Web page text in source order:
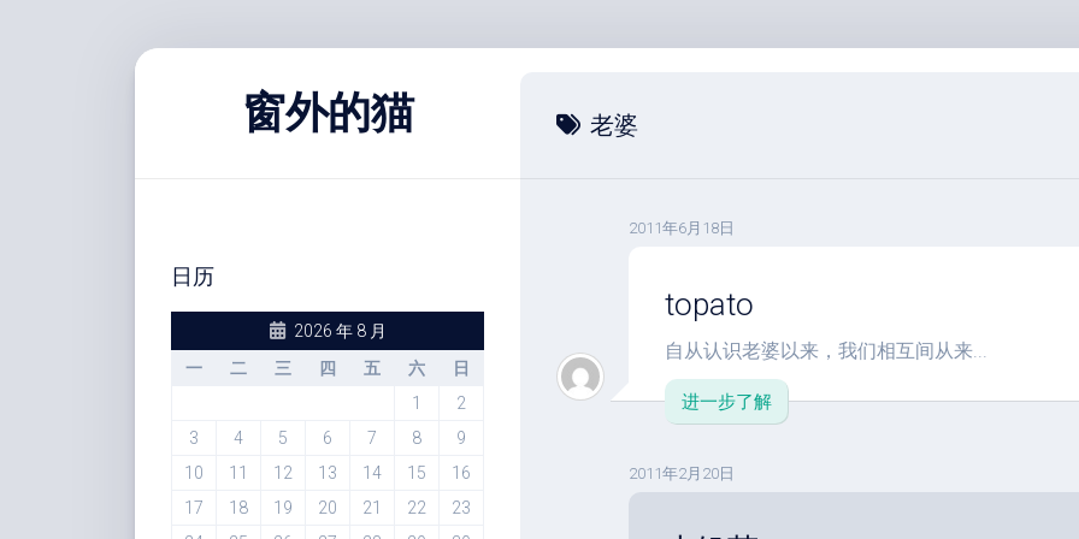
窗外的猫
日历
2026 年 8 月
一
二 三 四 五 六
日
1
2
3
4 5 6 7 8
9
10
11 12 13 14 15
16
17
18 19 20 21 22
23
老婆
2011年6月18日
topato
自从认识老婆以来，我们相互间从来...
进一步了解
2011年2月20日